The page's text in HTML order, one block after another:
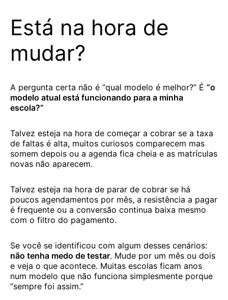
Está na hora de
mudar?
A pergunta certa não é “qual modelo é melhor?” É “o
modelo atual está funcionando para a minha
escola?”
Talvez esteja na hora de começar a cobrar se a taxa
de faltas é alta, muitos curiosos comparecem mas
somem depois ou a agenda fica cheia e as matrículas
novas não aparecem.
Talvez esteja na hora de parar de cobrar se há
poucos agendamentos por mês, a resistência a pagar
é frequente ou a conversão continua baixa mesmo
com o filtro do pagamento.
Se você se identificou com algum desses cenários:
não tenha medo de testar. Mude por um mês ou dois
e veja o que acontece. Muitas escolas ficam anos
num modelo que não funciona simplesmente porque
“sempre foi assim.”